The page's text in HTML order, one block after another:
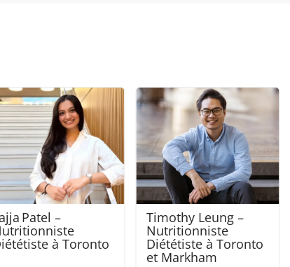
Leung –
à Toronto
Isabella Pagotto -
Nutritionniste
Diététiste à Ottawa
et à Gatineau